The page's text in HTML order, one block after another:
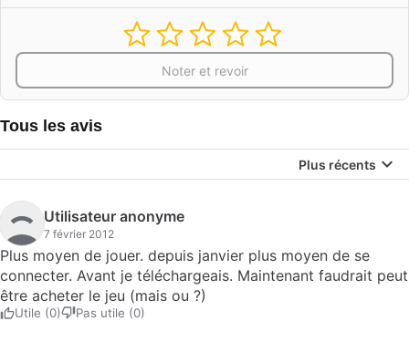
Noter et revoir
Tous les avis
Plus récents
Utilisateur anonyme
7 février 2012
Plus moyen de jouer. depuis janvier plus moyen de se
connecter. Avant je téléchargeais. Maintenant faudrait peut
être acheter le jeu (mais ou ?)
Utile (0) Pas utile (0)